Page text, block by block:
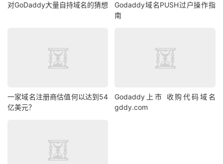
对GoDaddy大量自持域名的猜想
Godaddy域名PUSH过户操作指
南
一家域名注册商估值何以达到54
亿美元？
Godaddy上市 收购代码域名
gddy.com